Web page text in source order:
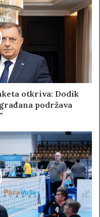
otkriva: Dodik
podržava